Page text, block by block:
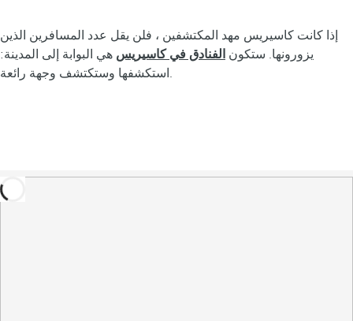
إذا كانت كاسيريس مهد المكتشفين ، فلن يقل عدد المسافرين الذين
يزورونها. ستكون الفنادق في كاسيريس هي البوابة إلى المدينة:
استكشفها وستكتشف وجهة رائعة.